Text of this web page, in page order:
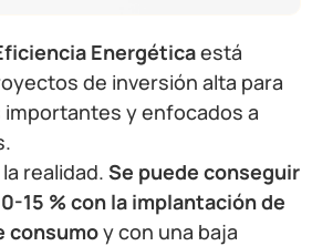
Energéticaestá
de inversión alta para
y enfocados a
realidad. Se puede conseguir
15 % con la implantación de
consumoy con una baja